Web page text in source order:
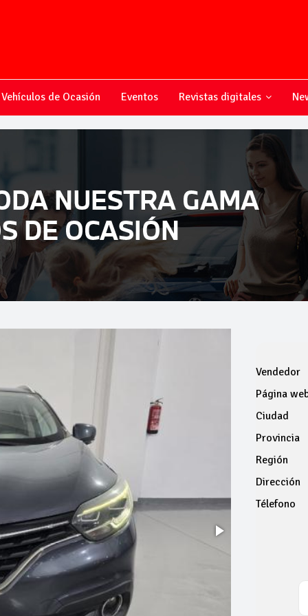
Vehículos de Ocasión Eventos Revistas digitales
Vendedor
Página
Ciudad
Provincia
Región
Dirección
Télefono